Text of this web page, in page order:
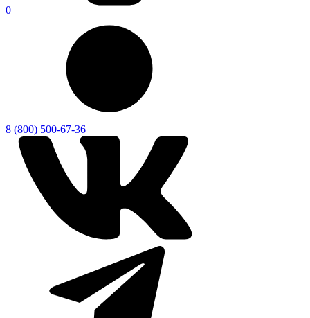
0
8 (800) 500-67-36